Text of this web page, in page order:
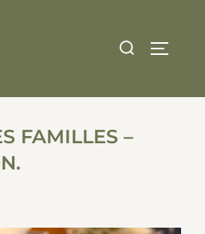
Search
FAMILLES –